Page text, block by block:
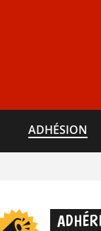
ADHÉSION